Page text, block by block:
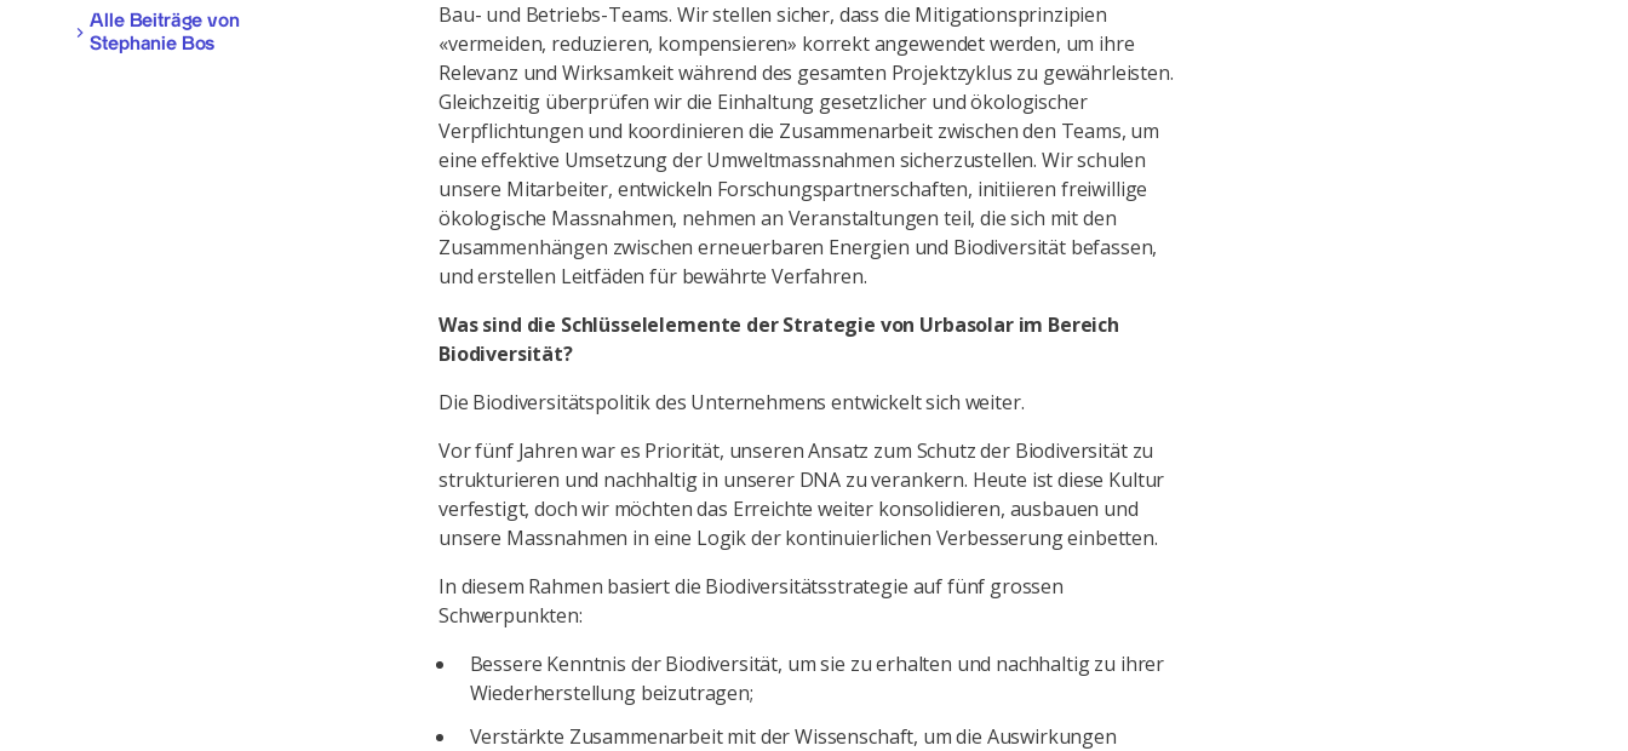
Alle Beiträge von
Stephanie Bos
Bau- und Betriebs-Teams. Wir stellen sicher, dass die Mitigationsprinzipien
«vermeiden, reduzieren, kompensieren» korrekt angewendet werden, um ihre
Relevanz und Wirksamkeit während des gesamten Projektzyklus zu gewährleisten.
Gleichzeitig überprüfen wir die Einhaltung gesetzlicher und ökologischer
Verpflichtungen und koordinieren die Zusammenarbeit zwischen den Teams, um
eine effektive Umsetzung der Umweltmassnahmen sicherzustellen. Wir schulen
unsere Mitarbeiter, entwickeln Forschungspartnerschaften, initiieren freiwillige
ökologische Massnahmen, nehmen an Veranstaltungen teil, die sich mit den
Zusammenhängen zwischen erneuerbaren Energien und Biodiversität befassen,
und erstellen Leitfäden für bewährte Verfahren.
Was sind die Schlüsselelemente der Strategie von Urbasolar im Bereich
Biodiversität?
Die Biodiversitätspolitik des Unternehmens entwickelt sich weiter.
Vor fünf Jahren war es Priorität, unseren Ansatz zum Schutz der Biodiversität zu
strukturieren und nachhaltig in unserer DNA zu verankern. Heute ist diese Kultur
verfestigt, doch wir möchten das Erreichte weiter konsolidieren, ausbauen und
unsere Massnahmen in eine Logik der kontinuierlichen Verbesserung einbetten.
In diesem Rahmen basiert die Biodiversitätsstrategie auf fünf grossen
Schwerpunkten:
Bessere Kenntnis der Biodiversität, um sie zu erhalten und nachhaltig zu ihrer
Wiederherstellung beizutragen;
Verstärkte Zusammenarbeit mit der Wissenschaft, um die Auswirkungen